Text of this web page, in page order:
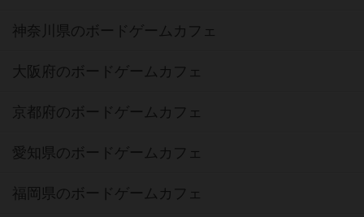
神奈川県のボードゲームカフェ
大阪府のボードゲームカフェ
京都府のボードゲームカフェ
愛知県のボードゲームカフェ
福岡県のボードゲームカフェ